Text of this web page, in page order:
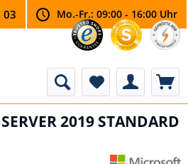
03 Mo.-Fr.: 09:00 - 16:00 Uhr
2019 STANDARD